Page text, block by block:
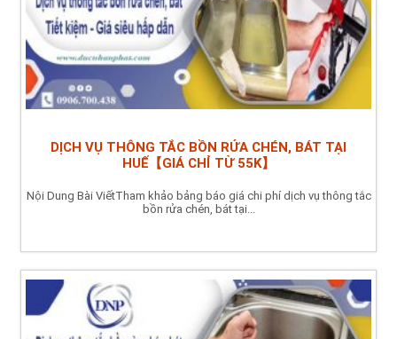
DỊCH VỤ THÔNG TẮC BỒN RỬA CHÉN, BÁT TẠI
HUẾ【GIÁ CHỈ TỪ 55K】
Nội Dung Bài ViếtTham khảo bảng báo giá chi phí dịch vụ thông tắc
bồn rửa chén, bát tại...